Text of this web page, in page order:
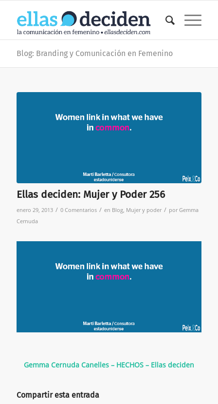
Blog: Branding y Comunicación en Femenino
Ellas deciden: Mujer y Poder 256
enero 29, 2013 / 0 Comentarios / en Blog, Mujer y poder / porGemma
Cernuda
Gemma Cernuda Canelles – HECHOS – Ellas deciden
Compartir esta entrada